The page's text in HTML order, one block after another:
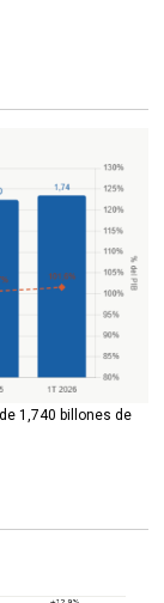
1,740 billones de